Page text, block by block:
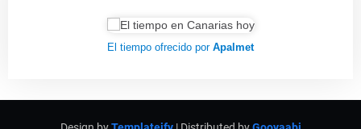
El tiempo ofrecido por Apalmet